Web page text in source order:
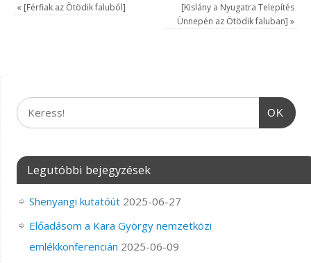
« [Férfiak az Ötödik faluból]
[Kislány a Nyugatra Telepítés
Ünnepén az Ötödik faluban] »
OK
Legutóbbi bejegyzések
Shenyangi kutatóút 2025-06-27
Előadásom a Kara György nemzetközi
emlékkonferencián 2025-06-09